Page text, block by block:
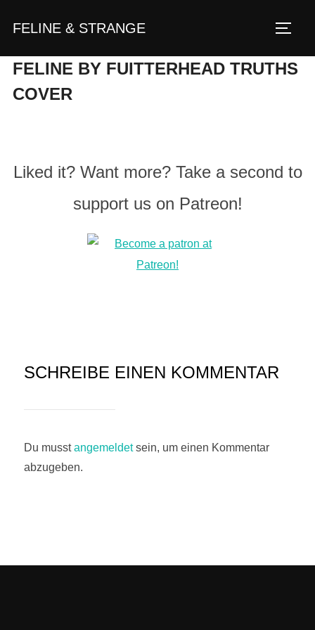
InhaltFELINE & STRANGE
FELINE BY FUITTERHEAD TRUTHS
COVER
Liked it? Want more? Take a second to
support us on Patreon!
SCHREIBE EINEN KOMMENTAR
Du musstangemeldetsein, um einen Kommentar
abzugeben.